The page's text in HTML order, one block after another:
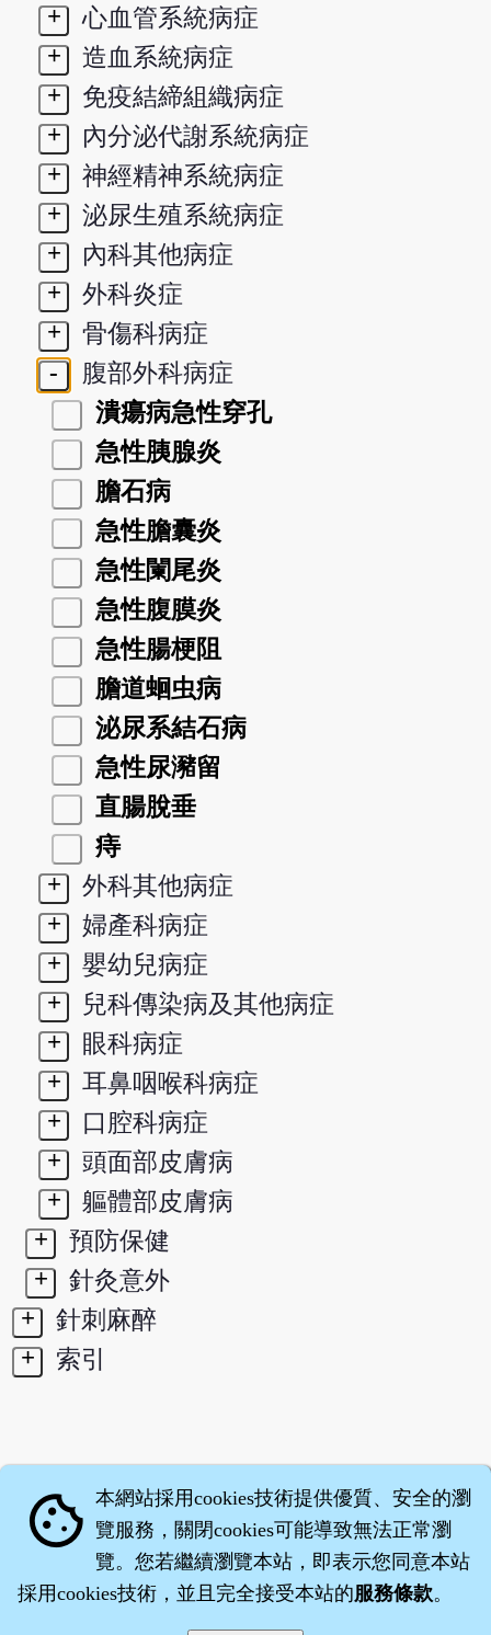
+
心血管系統病症
+
造血系統病症
+
免疫結締組織病症
+
內分泌代謝系統病症
+
神經精神系統病症
+
泌尿生殖系統病症
+
內科其他病症
+
外科炎症
+
骨傷科病症
-
腹部外科病症
潰瘍病急性穿孔
急性胰腺炎
膽石病
急性膽囊炎
急性闌尾炎
急性腹膜炎
急性腸梗阻
膽道蛔虫病
泌尿系結石病
急性尿瀦留
直腸脫垂
痔
+
外科其他病症
+
婦產科病症
+
嬰幼兒病症
+
兒科傳染病及其他病症
+
眼科病症
+
耳鼻咽喉科病症
+
口腔科病症
+
頭面部皮膚病
+
軀體部皮膚病
+
預防保健
+
針灸意外
+
針刺麻醉
+
索引
cookie 本網站採用cookies技術提供優質、安全的瀏
覽服務，關閉cookies可能導致無法正常瀏
覽。您若繼續瀏覽本站，即表示您同意本站
採用cookies技術，並且完全接受本站的服務條款。